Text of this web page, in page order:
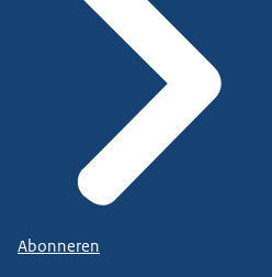
Abonneren